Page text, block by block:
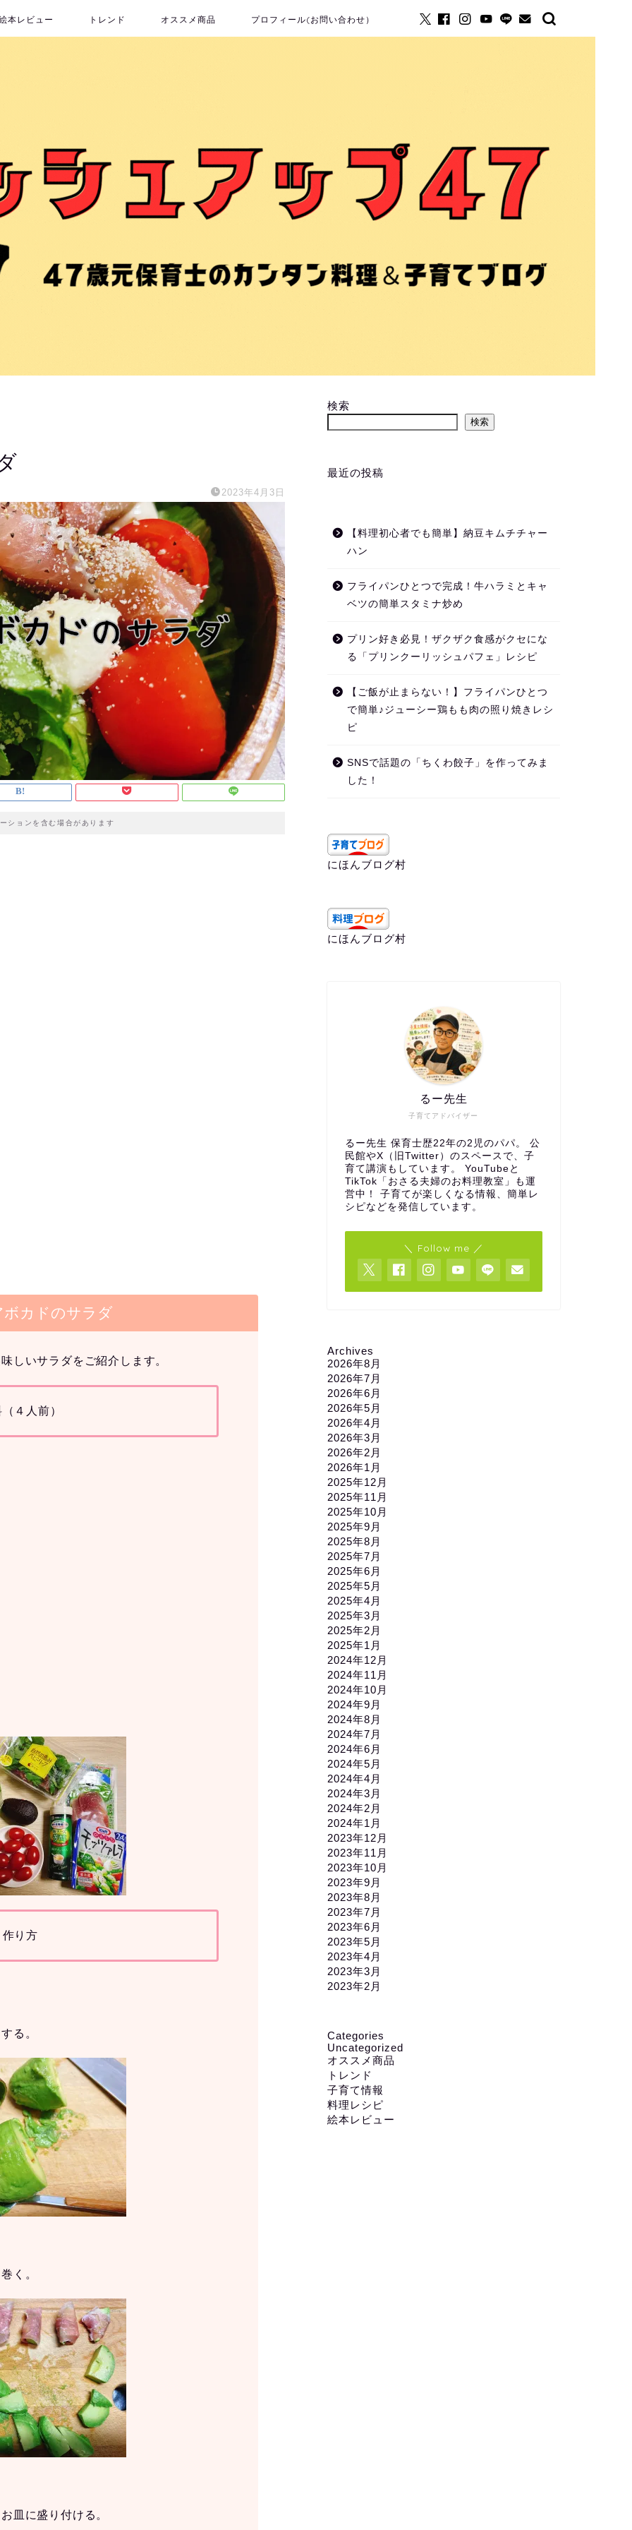
本レビュー トレンド オススメ商品 プロフィール(お問い合わせ）
2023年4月3日
ションを含む場合があります
ボカドのサラダ
しいサラダをご紹介します。
４人前）
作り方
る。
く。
皿に盛り付ける。
検索
検索
最近の投稿
【料理初心者でも簡単】納豆キムチチャー
ハン
フライパンひとつで完成！牛ハラミとキャ
ベツの簡単スタミナ炒め
プリン好き必見！ザクザク食感がクセにな
る「プリンクーリッシュパフェ」レシピ
【ご飯が止まらない！】フライパンひとつ
で簡単♪ジューシー鶏もも肉の照り焼きレシ
ピ
SNSで話題の「ちくわ餃子」を作ってみま
した！
にほんブログ村
にほんブログ村
子育てアドバイザー
るー先生
るー先生 保育士歴22年の2児のパパ。 公
民館やX（旧Twitter）のスペースで、子
育て講演もしています。 YouTubeと
TikTok「おさる夫婦のお料理教室」も運
営中！ 子育てが楽しくなる情報、簡単レ
シピなどを発信しています。
＼ Follow me ／
Archives
2026年8月
2026年7月
2026年6月
2026年5月
2026年4月
2026年3月
2026年2月
2026年1月
2025年12月
2025年11月
2025年10月
2025年9月
2025年8月
2025年7月
2025年6月
2025年5月
2025年4月
2025年3月
2025年2月
2025年1月
2024年12月
2024年11月
2024年10月
2024年9月
2024年8月
2024年7月
2024年6月
2024年5月
2024年4月
2024年3月
2024年2月
2024年1月
2023年12月
2023年11月
2023年10月
2023年9月
2023年8月
2023年7月
2023年6月
2023年5月
2023年4月
2023年3月
2023年2月
Categories
Uncategorized
オススメ商品
トレンド
子育て情報
料理レシピ
絵本レビュー